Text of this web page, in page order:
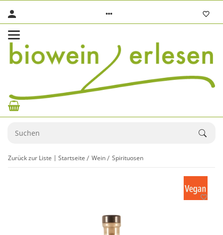
Zurück zur Liste Startseite Wein Spirituosen